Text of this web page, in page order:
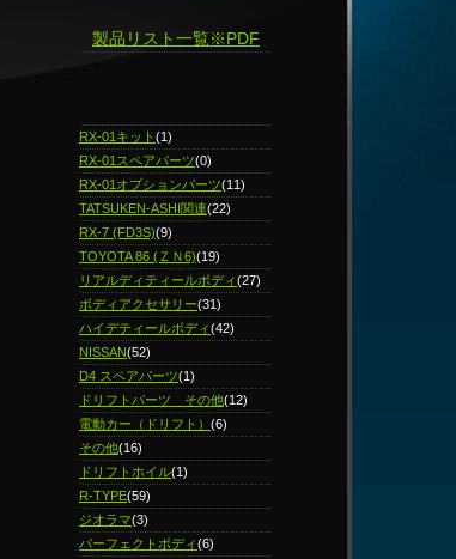
製品リスト一覧※PDF
RX-01キット (1)
RX-01スペアパーツ(0)
RX-01オプションパーツ(11)
TATSUKEN-ASHI関連(22)
RX-7 (FD3S)(9)
TOYOTA 86 (ＺＮ6)(19)
リアルディティールボディ(27)
ボディアクセサリー(31)
ハイデティールボディ(42)
NISSAN(52)
D4 スペアパーツ(1)
ドリフトパーツ その他(12)
電動カー（ドリフト） (6)
その他(16)
ドリフトホイル(1)
R-TYPE(59)
ジオラマ(3)
パーフェクトボディ(6)